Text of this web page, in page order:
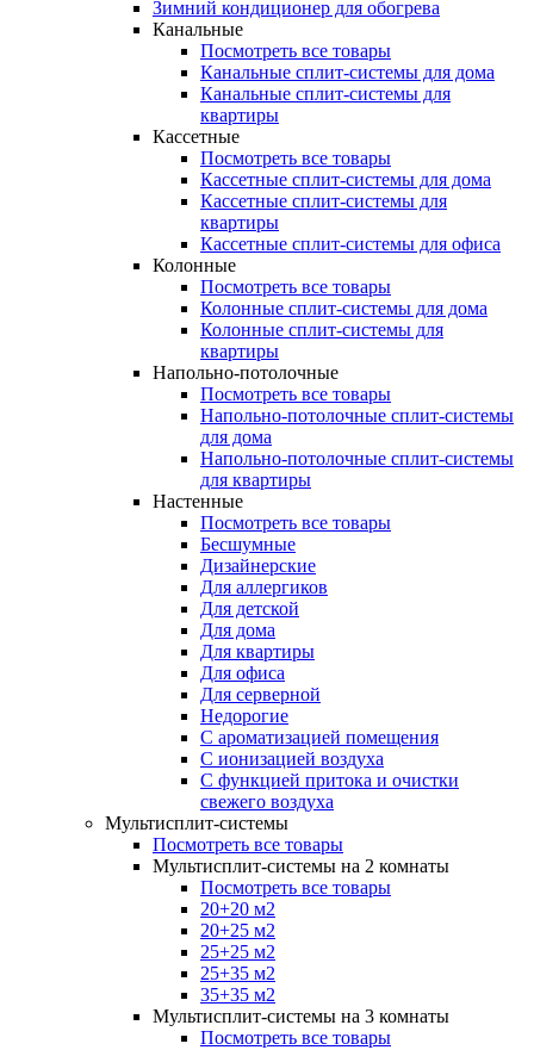
Зимний кондиционер для обогрева
Канальные
Посмотреть все товары
Канальные сплит-системы для дома
Канальные сплит-системы для
квартиры
Кассетные
Посмотреть все товары
Кассетные сплит-системы для дома
Кассетные сплит-системы для
квартиры
Кассетные сплит-системы для офиса
Колонные
Посмотреть все товары
Колонные сплит-системы для дома
Колонные сплит-системы для
квартиры
Напольно-потолочные
Посмотреть все товары
Напольно-потолочные сплит-системы
для дома
Напольно-потолочные сплит-системы
для квартиры
Настенные
Посмотреть все товары
Бесшумные
Дизайнерские
Для аллергиков
Для детской
Для дома
Для квартиры
Для офиса
Для серверной
Недорогие
С ароматизацией помещения
С ионизацией воздуха
С функцией притока и очистки
свежего воздуха
Мультисплит-системы
Посмотреть все товары
Мультисплит-системы на 2 комнаты
Посмотреть все товары
20+20 м2
20+25 м2
25+25 м2
25+35 м2
35+35 м2
Мультисплит-системы на 3 комнаты
Посмотреть все товары